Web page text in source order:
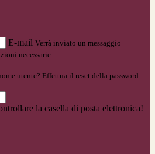
E-mail Verrà inviato un messaggio
necessarie.
utente? Effettua il reset della password
la casella di posta elettronica!